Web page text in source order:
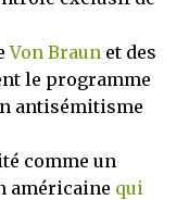
Von Braun et des
le programme
antisémitisme
comme un
américaine qui